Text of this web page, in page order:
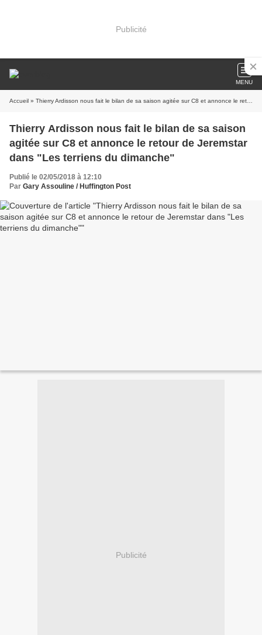
Publicité
MENU
Accueil » Thierry Ardisson nous fait le bilan de sa saison agitée sur C8 et annonce le retour de Jeremstar dans "Les terriens du dimanche"
Thierry Ardisson nous fait le bilan de sa saison
agitée sur C8 et annonce le retour de Jeremstar
dans "Les terriens du dimanche"
Publié le 02/05/2018 à 12:10
Par Gary Assouline / Huffington Post
Publicité